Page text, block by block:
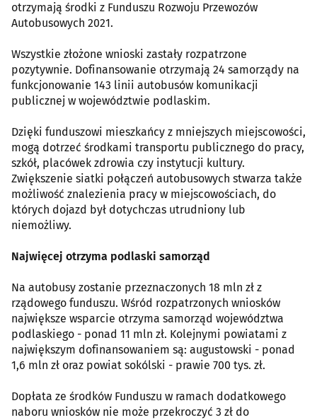
otrzymają środki z Funduszu Rozwoju Przewozów
Autobusowych 2021.
Wszystkie złożone wnioski zastały rozpatrzone
pozytywnie. Dofinansowanie otrzymają 24 samorządy na
funkcjonowanie 143 linii autobusów komunikacji
publicznej w województwie podlaskim.
Dzięki funduszowi mieszkańcy z mniejszych miejscowości,
mogą dotrzeć środkami transportu publicznego do pracy,
szkół, placówek zdrowia czy instytucji kultury.
Zwiększenie siatki połączeń autobusowych stwarza także
możliwość znalezienia pracy w miejscowościach, do
których dojazd był dotychczas utrudniony lub
niemożliwy.
Najwięcej otrzyma podlaski samorząd
Na autobusy zostanie przeznaczonych 18 mln zł z
rządowego funduszu. Wśród rozpatrzonych wniosków
największe wsparcie otrzyma samorząd województwa
podlaskiego - ponad 11 mln zł. Kolejnymi powiatami z
największym dofinansowaniem są: augustowski - ponad
1,6 mln zł oraz powiat sokólski - prawie 700 tys. zł.
Dopłata ze środków Funduszu w ramach dodatkowego
naboru wniosków nie może przekroczyć 3 zł do